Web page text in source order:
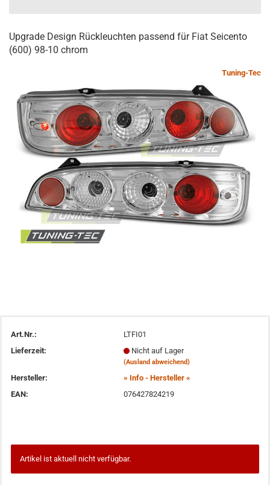
Upgrade Design Rückleuchten passend für Fiat Seicento
(600) 98-10 chrom
Tuning-Tec
Art.Nr.:
LTFI01
Lieferzeit:
Nicht auf Lager
(Ausland abweichend)
Hersteller:
» Info - Hersteller «
EAN:
076427824219
Artikel ist aktuell nicht verfügbar.